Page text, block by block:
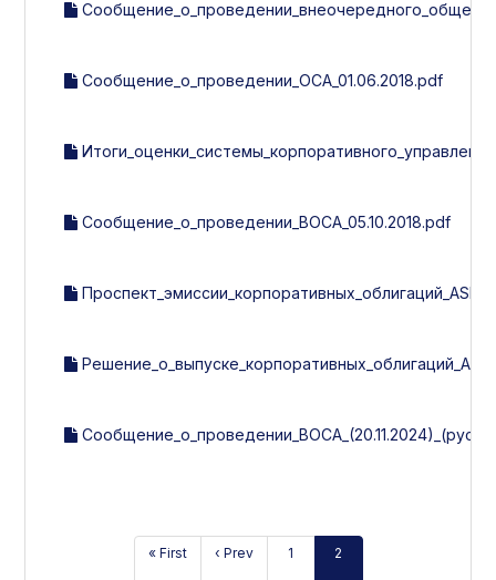
Сообщение_о_проведении_ОСА_01.06.2018.pdf
Сообщение_о_проведении_ВОСА_05.10.2018.pdf
« First ‹ Prev 1 2